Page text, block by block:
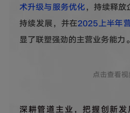
术升级与服务优化，持续释
持续发展，并在2025上半年
显了联塑强劲的主营业务能力。
点击查看视
深耕管道主业，把握创新